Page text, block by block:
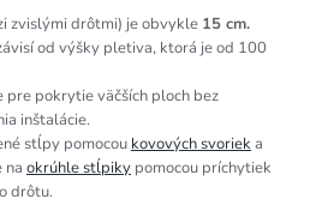
zvislými drôtmi) je obvykle 15 cm.
od výšky pletiva, ktorá je od 100
pre pokrytie väčších ploch bez
inštalácie.
stĺpy pomocou kovových svoriek a
na okrúhle stĺpiky pomocou príchytiek
drôtu.